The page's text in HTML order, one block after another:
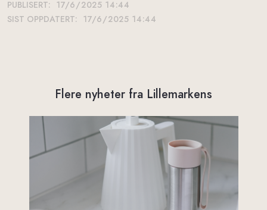
PUBLISERT:
17/6/2025 14:44
SIST OPPDATERT:
17/6/2025 14:44
Flere nyheter fra Lillemarkens